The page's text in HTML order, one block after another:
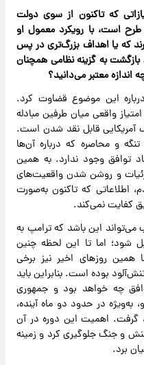
که تاکنون از سوی دولت
است، با رویکرد معمول او
که یا اهداف بزرگ‌تری در پس
به گزینه نظامی همچنان
معتبر می‌دانید؟
این موضوع قضاوت کرد.
واقعی میان طرفین مبادله
آمریکایی قابل نقد شدن است.
و محاصره که درباره آن‌ها
توافق وجود ندارد. به همین
جزئیات و روشن شدن واقعیت‌های
اطلاعاتی که تاکنون به‌صورت
کفایت نمی‌کند.
این باشد که ترامپ به
شود؛ اما تا این لحظه چنین
روزهای اخیر نیز برخی
بوده است. بنابراین باید
چه خواهد بود و جمهوری
به‌ویژه در حدود دو ماه آینده،
اهمیت این دوره در آن
و جنگ جلوگیری کرد و زمینه
برد.